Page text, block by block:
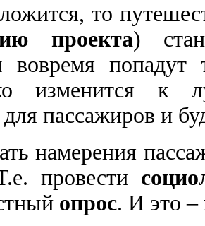
то
проекта)
вовремя
изменится к
пассажиров и
намерения
провести
опрос. И это –